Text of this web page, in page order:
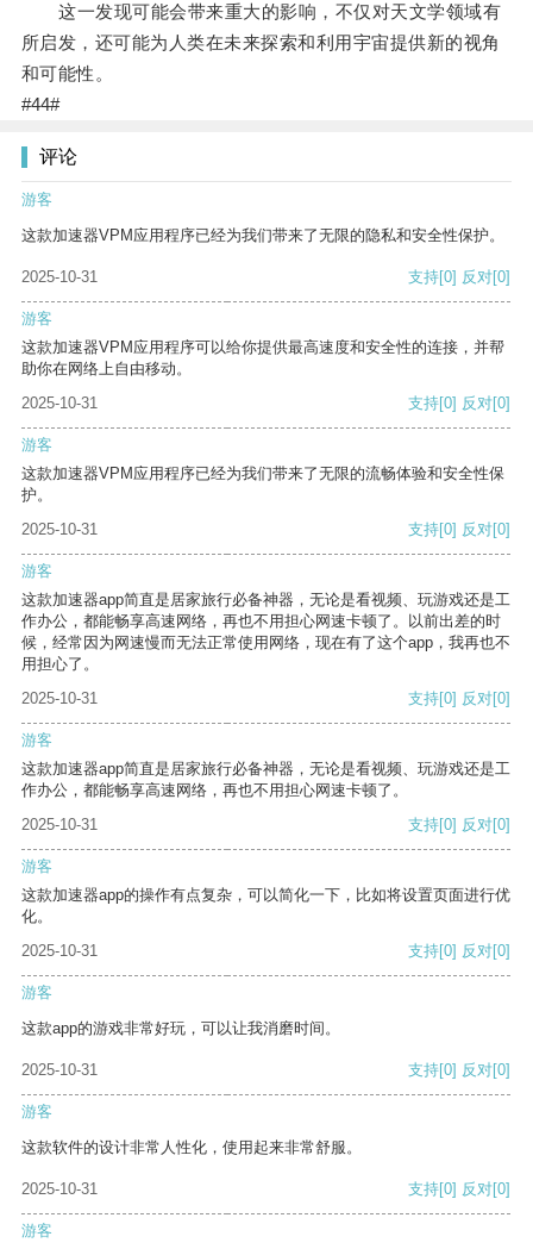
这一发现可能会带来重大的影响，不仅对天文学领域有
所启发，还可能为人类在未来探索和利用宇宙提供新的视角
和可能性。
#44#
评论
游客
这款加速器VPM应用程序已经为我们带来了无限的隐私和安全性保护。
2025-10-31 支持[0] 反对[0]
游客
这款加速器VPM应用程序可以给你提供最高速度和安全性的连接，并帮
助你在网络上自由移动。
2025-10-31
支持[0] 反对[0]
游客
这款加速器VPM应用程序已经为我们带来了无限的流畅体验和安全性保
护。
2025-10-31
支持[0] 反对[0]
游客
这款加速器app简直是居家旅行必备神器，无论是看视频、玩游戏还是工
作办公，都能畅享高速网络，再也不用担心网速卡顿了。以前出差的时
候，经常因为网速慢而无法正常使用网络，现在有了这个app，我再也不
用担心了。
2025-10-31
支持[0] 反对[0]
游客
这款加速器app简直是居家旅行必备神器，无论是看视频、玩游戏还是工
作办公，都能畅享高速网络，再也不用担心网速卡顿了。
2025-10-31
支持[0] 反对[0]
游客
这款加速器app的操作有点复杂，可以简化一下，比如将设置页面进行优
化。
2025-10-31
支持[0] 反对[0]
游客
这款app的游戏非常好玩，可以让我消磨时间。
2025-10-31 支持[0] 反对[0]
游客
这款软件的设计非常人性化，使用起来非常舒服。
2025-10-31 支持[0] 反对[0]
游客